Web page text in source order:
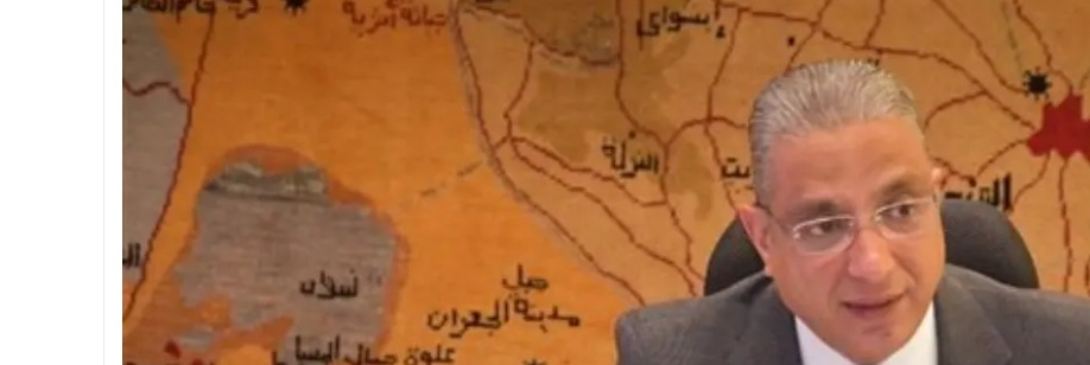
الحلم إلى واقع .. مدينة طبية متكاملة تكتب فصلاً جديدًا في تاريخ الرعاية الصحية بالجيزة
لمستشفى الحوامدية العام .. عندما تتحدث الإنجازات يصدر القرار منصفًا لأصحابها
الجمعة .. تعرف على الأماكن المتأثرة وسبب الانقطاع وموعد التنفيذ